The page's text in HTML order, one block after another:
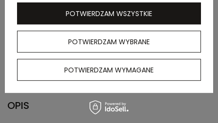
Waga
zewnętrznego
6.500
OPIS
POTWIERDZAM WYBRANE
POTWIERDZAM WYMAGANE
POTWIERDZAM WSZYSTKIE